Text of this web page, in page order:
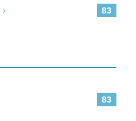
83
83